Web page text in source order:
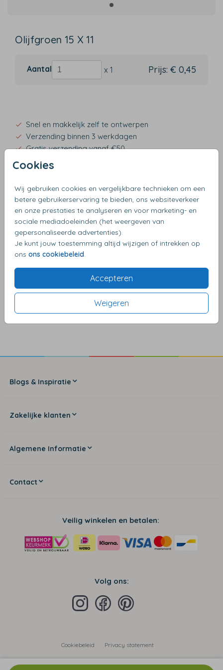
Cookies
Wij gebruiken cookies en vergelijkbare technieken om een
betere gebruikerservaring te bieden, ons websiteverkeer
en onze prestaties te analyseren en voor marketing- en
sociale mediadoeleinden (het weergeven van
gepersonaliseerde advertenties).
Je kunt jouw toestemming altijd wijzigen of intrekken op
ons ons cookiebeleid
Accepteren
Weigeren
Olijfgroen 15 X 11
Aantal x 1 Prijs: € 0,45
Snel en makkelijk zelf te ontwerpen
Verzending binnen 3 werkdagen
Gratis verzending vanaf €50
OMSCHRIJVING
olijfgroen 15 x 11
van de 5 sterren
Blogs & Inspiratie
Zakelijke klanten
Algemene Informatie
Contact
Veilig winkelen en betalen:
Volg ons:
Cookiebeleid Privacy statement
Algemene voorwaarden